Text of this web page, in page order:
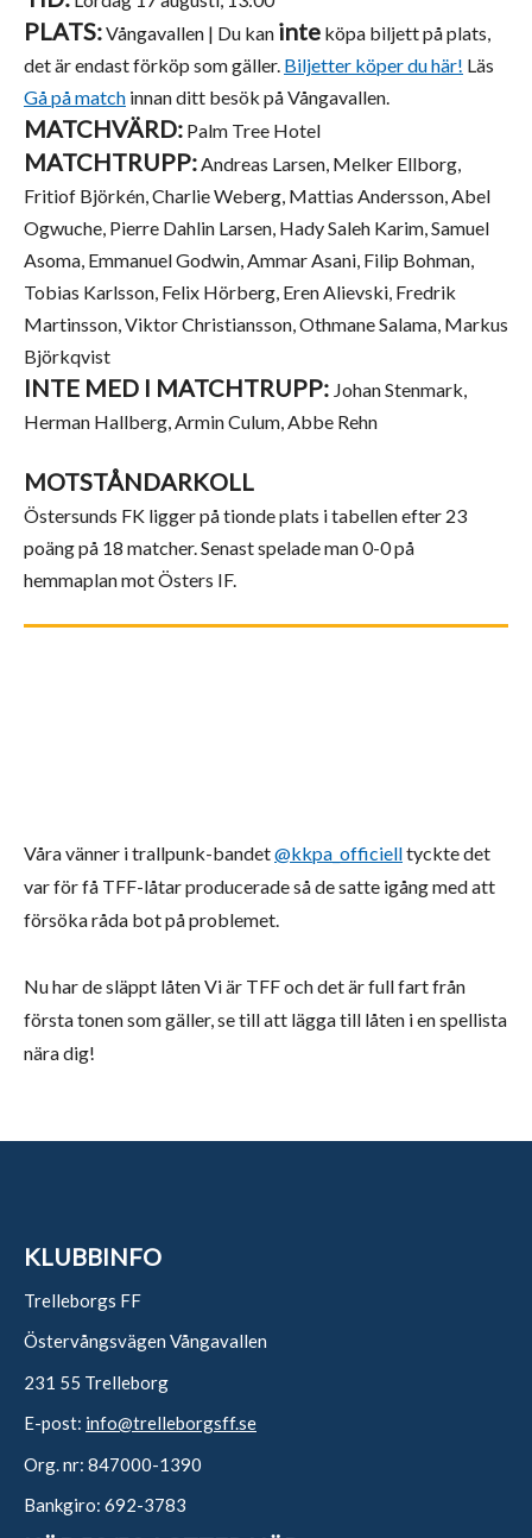
PLATS:Vångavallen | Du kan inte köpa biljett på plats,
det är endast förköp som gäller. Biljetter köper du här! Läs
Gå på match innan ditt besök på Vångavallen.
MATCHVÄRD: Palm Tree Hotel
MATCHTRUPP: Andreas Larsen, Melker Ellborg,
Fritiof Björkén, Charlie Weberg, Mattias Andersson, Abel
Ogwuche, Pierre Dahlin Larsen, Hady Saleh Karim, Samuel
Asoma, Emmanuel Godwin, Ammar Asani, Filip Bohman,
Tobias Karlsson, Felix Hörberg, Eren Alievski, Fredrik
Martinsson, Viktor Christiansson, Othmane Salama, Markus
Björkqvist
INTE MED I MATCHTRUPP: Johan Stenmark,
Herman Hallberg, Armin Culum, Abbe Rehn
MOTSTÅNDARKOLL
Östersunds FK ligger på tionde plats i tabellen efter 23
poäng på 18 matcher. Senast spelade man 0-0 på
hemmaplan mot Östers IF.
Våra vänner i trallpunk-bandet@kkpa_officielltyckte det
var för få TFF-låtar producerade så de satte igång med att
försöka råda bot på problemet.
Nu har de släppt låten Vi är TFF och det är full fart från
första tonen som gäller, se till att lägga till låten i en spellista
nära dig!
KLUBBINFO
Trelleborgs FF
Östervångsvägen Vångavallen
231 55 Trelleborg
E-post: info@trelleborgsff.se
Org. nr: 847000-1390
Bankgiro: 692-3783